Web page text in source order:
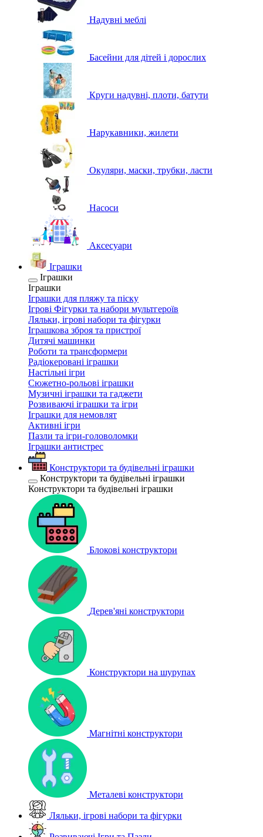
Надувні меблі
Басейни для дітей і дорослих
Круги надувні, плоти, батути
Нарукавники, жилети
Окуляри, маски, трубки, ласти
Насоси
Аксесуари
Іграшки
Іграшки
Іграшки
Іграшки для пляжу та піску
Ігрові Фігурки та набори мультгероїв
Ляльки, ігрові набори та фігурки
Іграшкова зброя та пристрої
Дитячі машинки
Роботи та трансформери
Радіокеровані іграшки
Настільні ігри
Сюжетно-рольові іграшки
Музичні іграшки та гаджети
Розвиваючі іграшки та ігри
Іграшки для немовлят
Активні ігри
Пазли та ігри-головоломки
Іграшки антистрес
Конструктори та будівельні іграшки
Конструктори та будівельні іграшки
Конструктори та будівельні іграшки
Блокові конструктори
Дерев'яні конструктори
Конструктори на шурупах
Магнітні конструктори
Металеві конструктори
Ляльки, ігрові набори та фігурки